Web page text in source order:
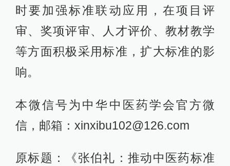
时要加强标准联动应用，在项目评
审、奖项评审、人才评价、教材教学
等方面积极采用标准，扩大标准的影
响。
本微信号为中华中医药学会官方微
信，邮箱：xinxibu102@126.com
原标题：《张伯礼：推动中医药标准